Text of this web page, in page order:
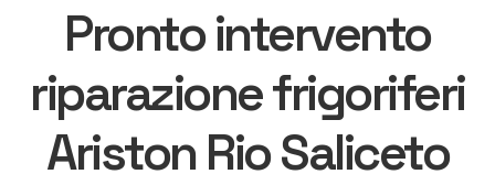
Pronto intervento
riparazione frigoriferi
Ariston Rio Saliceto